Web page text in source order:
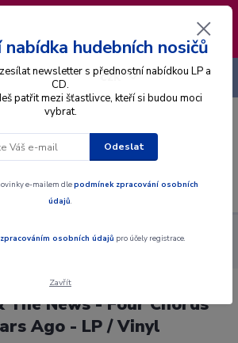
čerpám dovolenou. Datum
se posouvá na pátek
14.8.2026 🐋
Menu
CZK
Huey Lewis & The News - Four Chords &
The News - Four Chords
Ago - LP / Vinyl
hudebních nosičů
newsletter s přednostní nabídkou LP a
CD.
patřit mezi šťastlivce, kteří si budou moci
vybrat.
Odeslat
e-mailem dlepodmínek zpracování osobních
údajů.
zpracováním osobních údajů pro účely registrace.
Zavřít